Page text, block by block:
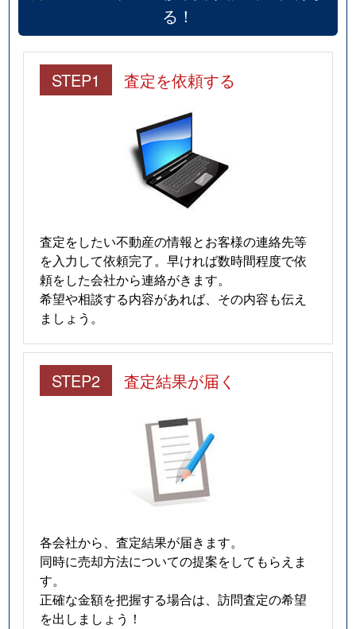
る！
STEP1 査定を依頼する
査定をしたい不動産の情報とお客様の連絡先等
を入力して依頼完了。早ければ数時間程度で依
頼をした会社から連絡がきます。
希望や相談する内容があれば、その内容も伝え
ましょう。
STEP2 査定結果が届く
各会社から、査定結果が届きます。
同時に売却方法についての提案をしてもらえま
す。
正確な金額を把握する場合は、訪問査定の希望
を出しましょう！